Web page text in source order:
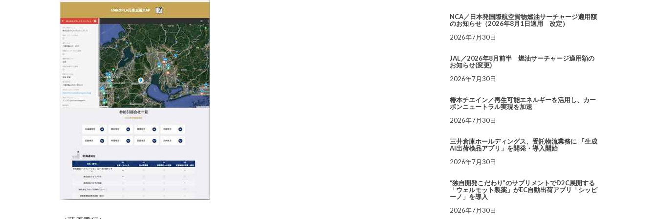
NCA／日本発国際航空貨物燃油サーチャージ適用額
のお知らせ（2026年8月1日適用 改定）
2026年7月30日
JAL／2026年8月前半 燃油サーチャージ適用額の
お知らせ(変更)
2026年7月30日
椿本チエイン／再生可能エネルギーを活用し、カー
ボンニュートラル実現を加速
2026年7月30日
三井倉庫ホールディングス、受託物流業務に 「生成
AI出荷検品アプリ」を開発・導入開始
2026年7月30日
“独自開発こだわり”のサプリメントでD2C展開する
「ウェルモット製薬」がEC自動出荷アプリ「シッピ
ーノ」を導入
2026年7月30日